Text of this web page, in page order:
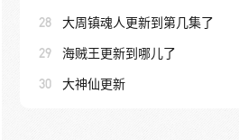
28 大周镇魂人更新到第几集了
29 海贼王更新到哪儿了
30 大神仙更新